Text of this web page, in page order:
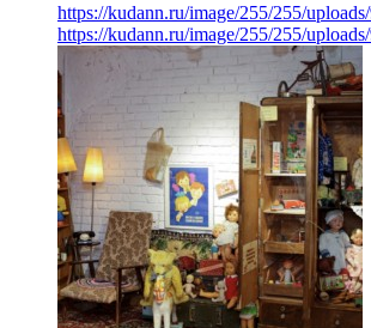
https://kudann.ru/image/255/255/
https://kudann.ru/image/255/255/